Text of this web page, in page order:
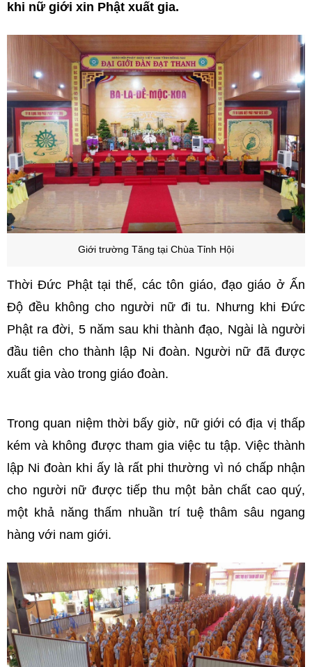
khi nữ giới xin Phật xuất gia.
Giới trường Tăng tại Chùa Tỉnh Hội
Thời Đức Phật tại thế, các tôn giáo, đạo giáo ở Ấn
Độ đều không cho người nữ đi tu. Nhưng khi Đức
Phật ra đời, 5 năm sau khi thành đạo, Ngài là người
đầu tiên cho thành lập Ni đoàn. Người nữ đã được
xuất gia vào trong giáo đoàn.
Trong quan niệm thời bấy giờ, nữ giới có địa vị thấp
kém và không được tham gia việc tu tập. Việc thành
lập Ni đoàn khi ấy là rất phi thường vì nó chấp nhận
cho người nữ được tiếp thu một bản chất cao quý,
một khả năng thấm nhuần trí tuệ thâm sâu ngang
hàng với nam giới.